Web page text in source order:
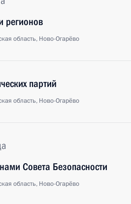
регионов
область, Ново-Огарёво
партий
область, Ново-Огарёво
Совета Безопасности
область, Ново-Огарёво